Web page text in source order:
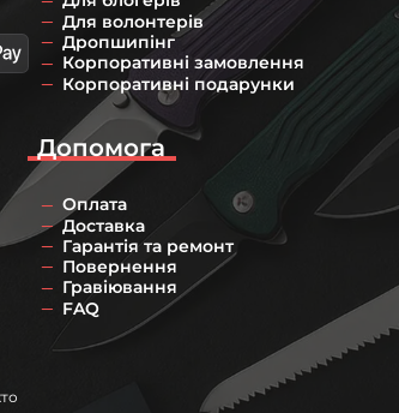
Для волонтерів
Дропшипінг
Корпоративні замовлення
Корпоративні подарунки
Допомога
Оплата
Доставка
Гарантія та ремонт
Повернення
Гравіювання
FAQ